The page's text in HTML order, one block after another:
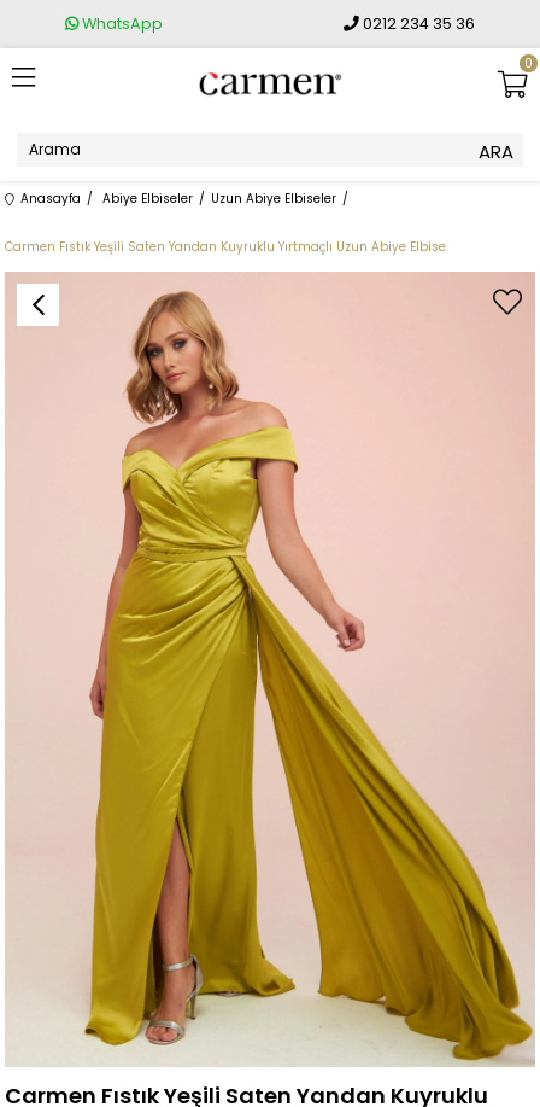
WhatsApp 0212 234 35 36
0
Anasayfa Abiye Elbiseler Uzun Abiye Elbiseler
Carmen Fıstık Yeşili Saten Yandan Kuyruklu Yırtmaçlı Uzun Abiye Elbise
Carmen Fıstık Yeşili Saten Yandan Kuyruklu